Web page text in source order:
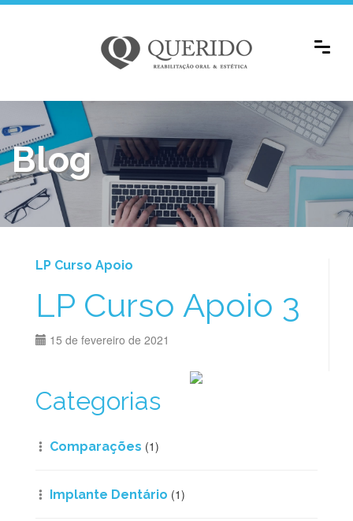
Blog
LP Curso Apoio
LP Curso Apoio 3
15 de fevereiro de 2021
Categorias
Comparações (1)
Implante Dentário (1)